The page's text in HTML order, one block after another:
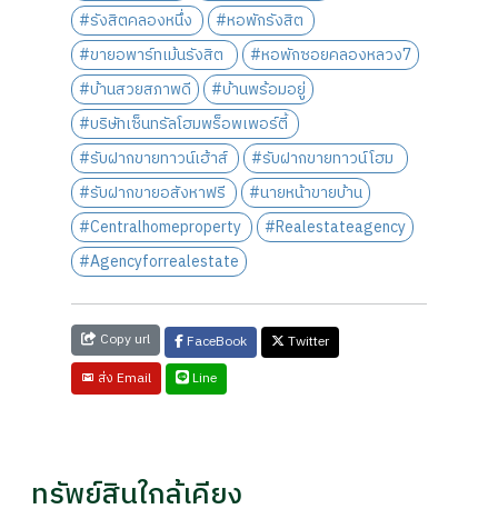
#รังสิตคลองหนึ่ง
#หอพักรังสิต
#ขายอพาร์ทเม้นรังสิต
#หอพักซอยคลองหลวง7
#บ้านสวยสภาพดี
#บ้านพร้อมอยู่
#บริษัทเซ็นทรัลโฮมพร็อพเพอร์ตี้
#รับฝากขายทาวน์เฮ้าส์
#รับฝากขายทาวน์โฮม
#รับฝากขายอสังหาฟรี
#นายหน้าขายบ้าน
#Centralhomeproperty
#Realestateagency
#Agencyforrealestate
Copy url FaceBook
Twitter
ส่ง Email
Line
ทรัพย์สินใกล้เคียง